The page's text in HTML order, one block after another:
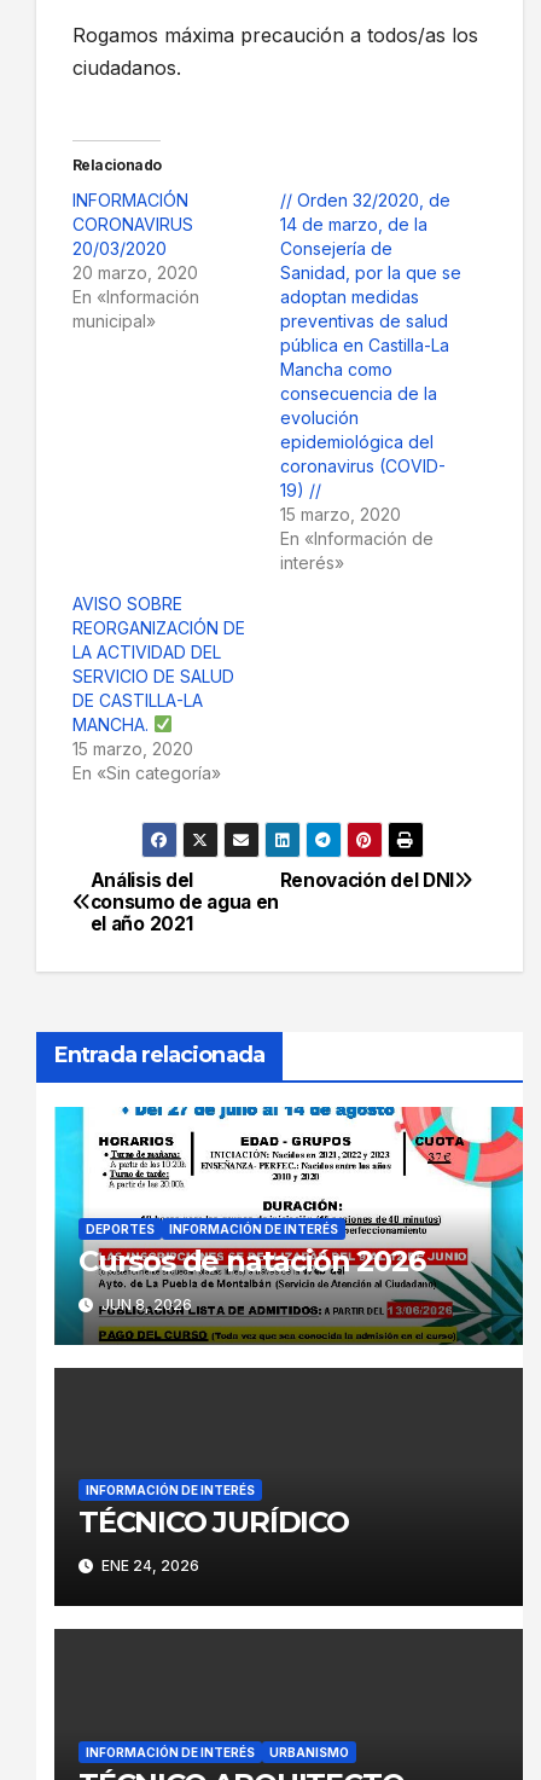
Rogamos máxima precaución a todos/as los
ciudadanos.
Relacionado
INFORMACIÓN
CORONAVIRUS
20/03/2020
20 marzo, 2020
En «Información
municipal»
// Orden 32/2020, de
14 de marzo, de la
Consejería de
Sanidad, por la que se
adoptan medidas
preventivas de salud
pública en Castilla-La
Mancha como
consecuencia de la
evolución
epidemiológica del
coronavirus (COVID-
19) //
15 marzo, 2020
En «Información de
interés»
AVISO SOBRE
REORGANIZACIÓN DE
LA ACTIVIDAD DEL
SERVICIO DE SALUD
DE CASTILLA-LA
MANCHA.
15 marzo, 2020
En «Sin categoría»
Navegación
de
Renovación del DNI
Análisis del
consumo de agua en
el año 2021
Entrada relacionada
DEPORTES INFORMACIÓN DE INTERÉS
Cursos de natación 2026
JUN 8, 2026
INFORMACIÓN DE INTERÉS
TÉCNICO JURÍDICO
ENE 24, 2026
INFORMACIÓN DE INTERÉS URBANISMO